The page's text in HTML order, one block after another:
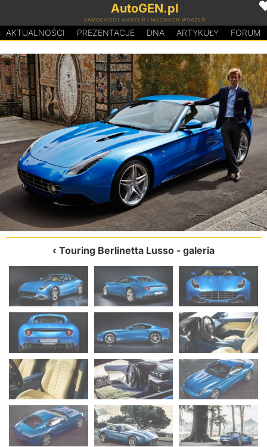
AutoGEN.pl
SAMOCHODY MARZEŃ I MOCNYCH WRAŻEŃ
AKTUALNOŚCI PREZENTACJE DNA ARTYKUŁY FORUM
Touring Berlinetta Lusso - galeria